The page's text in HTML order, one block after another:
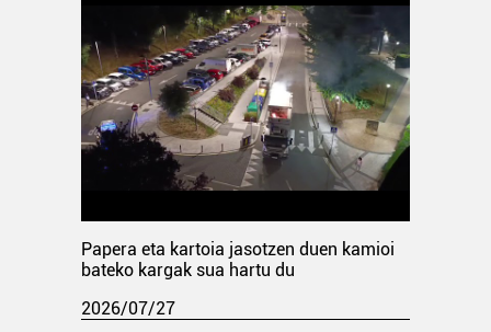
Papera eta kartoia jasotzen duen kamioi
bateko kargak sua hartu du
2026/07/27